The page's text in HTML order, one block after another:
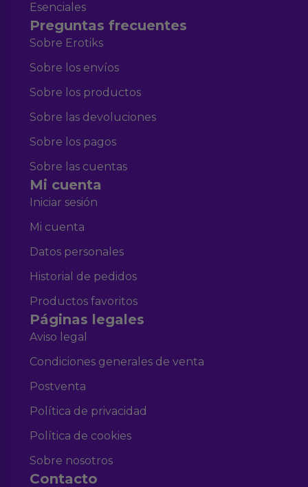
Esenciales
Preguntas frecuentes
Sobre Erotiks
Sobre los envíos
Sobre los productos
Sobre las devoluciones
Sobre los pagos
Sobre las cuentas
Mi cuenta
Iniciar sesión
Mi cuenta
Datos personales
Historial de pedidos
Productos favoritos
Páginas legales
Aviso legal
Condiciones generales de venta
Postventa
Política de privacidad
Política de cookies
Sobre nosotros
Contacto